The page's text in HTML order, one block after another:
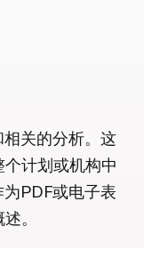
关的分析。这
计划或机构中
PDF或电子表
。